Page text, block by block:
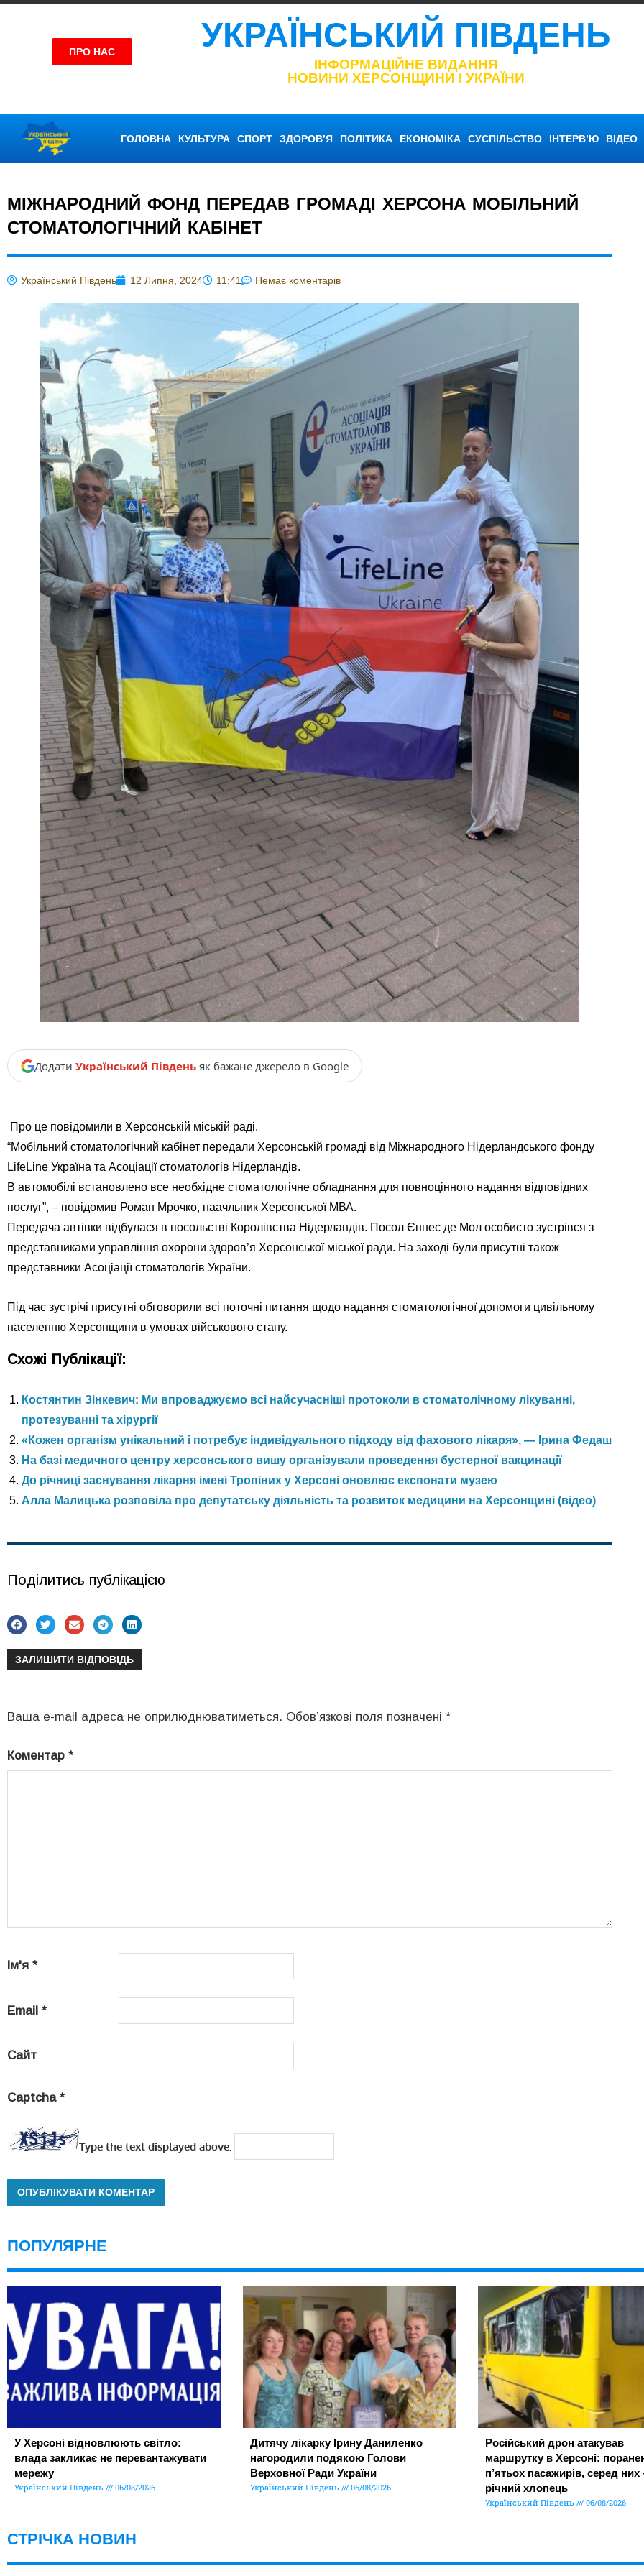
ПРО НАС УКРАЇНСЬКИЙ ПІВДЕНЬ
ІНФОРМАЦІЙНЕ ВИДАННЯ
НОВИНИ ХЕРСОНЩИНИ І УКРАЇНИ
ГОЛОВНА КУЛЬТУРА СПОРТ ЗДОРОВ’Я ПОЛІТИКА ЕКОНОМІКА СУСПІЛЬСТВО ІНТЕРВ’Ю ВІДЕО
МІЖНАРОДНИЙ ФОНД ПЕРЕДАВ ГРОМАДІ ХЕРСОНА МОБІЛЬНИЙ
СТОМАТОЛОГІЧНИЙ КАБІНЕТ
Український Південь 12 Липня, 2024 11:41 Немає коментарів
Додати Український Південь як бажане джерело в Google
Про це повідомили в Херсонській міській раді.
“Мобільний стоматологічний кабінет передали Херсонській громаді від Міжнародного Нідерландського фонду
LifeLine Україна та Асоціації стоматологів Нідерландів.
В автомобілі встановлено все необхідне стоматологічне обладнання для повноцінного надання відповідних
послуг”, – повідомив Роман Мрочко, наачльник Херсонської МВА.
Передача автівки відбулася в посольстві Королівства Нідерландів. Посол Єннес де Мол особисто зустрівся з
представниками управління охорони здоров’я Херсонської міської ради. На заході були присутні також
представники Асоціації стоматологів України.
Під час зустрічі присутні обговорили всі поточні питання щодо надання стоматологічної допомоги цивільному
населенню Херсонщини в умовах військового стану.
Схожі Публікації:
Костянтин Зінкевич: Ми впроваджуємо всі найсучасніші протоколи в стоматолічному лікуванні,
протезуванні та хірургії
«Кожен організм унікальний і потребує індивідуального підходу від фахового лікаря», — Ірина Федаш
На базі медичного центру херсонського вишу організували проведення бустерної вакцинації
До річниці заснування лікарня імені Тропіних у Херсоні оновлює експонати музею
Алла Малицька розповіла про депутатську діяльність та розвиток медицини на Херсонщині (відео)
Поділитись публікацією
ЗАЛИШИТИ ВІДПОВІДЬ
Ваша e-mail адреса не оприлюднюватиметься. Обов’язкові поля позначені *
Коментар *
Ім'я *
Email *
Сайт
Captcha *
Type the text displayed above:
ПОПУЛЯРНЕ
У Херсоні відновлюють світло:
влада закликає не перевантажувати
мережу
Український Південь 06/08/2026
Дитячу лікарку Ірину Даниленко
нагородили подякою Голови
Верховної Ради України
Український Південь 06/08/2026
Російський дрон атакував
маршрутку в Херсоні:
п’ятьох пасажирів, серед них
річний хлопець
Український Південь 06/08/2026
СТРІЧКА НОВИН